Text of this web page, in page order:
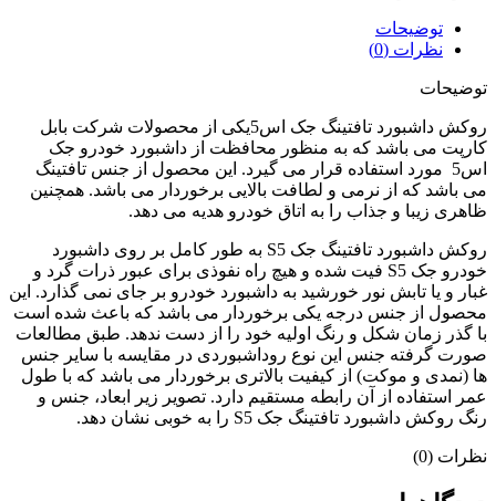
توضیحات
نظرات (0)
توضیحات
روکش داشبورد تافتینگ جک اس5یکی از محصولات شرکت بابل
کارپت می باشد که به منظور محافظت از داشبورد خودرو جک
اس5 مورد استفاده قرار می گیرد. این محصول از جنس تافتینگ
می باشد که از نرمی و لطافت بالایی برخوردار می باشد. همچنین
ظاهری زیبا و جذاب را به اتاق خودرو هدیه می دهد.
روکش داشبورد تافتینگ جک S5 به طور کامل بر روی داشبورد
خودرو جک S5 فیت شده و هیچ راه نفوذی برای عبور ذرات گرد و
غبار و یا تابش نور خورشید به داشبورد خودرو بر جای نمی گذارد. این
محصول از جنس درجه یکی برخوردار می باشد که باعث شده است
با گذر زمان شکل و رنگ اولیه خود را از دست ندهد. طبق مطالعات
صورت گرفته جنس این نوع روداشبوردی در مقایسه با سایر جنس
ها (نمدی و موکت) از کیفیت بالاتری برخوردار می باشد که با طول
عمر استفاده از آن رابطه مستقیم دارد. تصویر زیر ابعاد، جنس و
رنگ روکش داشبورد تافتینگ جک S5 را به خوبی نشان دهد.
نظرات (0)